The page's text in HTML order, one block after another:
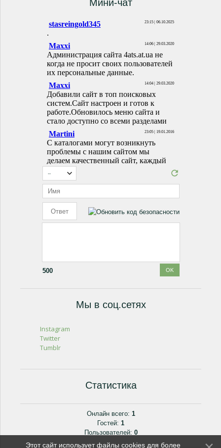
Мини-чат
500
Мы в соц.сетях
Instagram
Twitter
Tumblr
Статистика
Онлайн всего: 1
Гостей: 1
Пользователей: 0
Этот сайт использует файлы cookies для более